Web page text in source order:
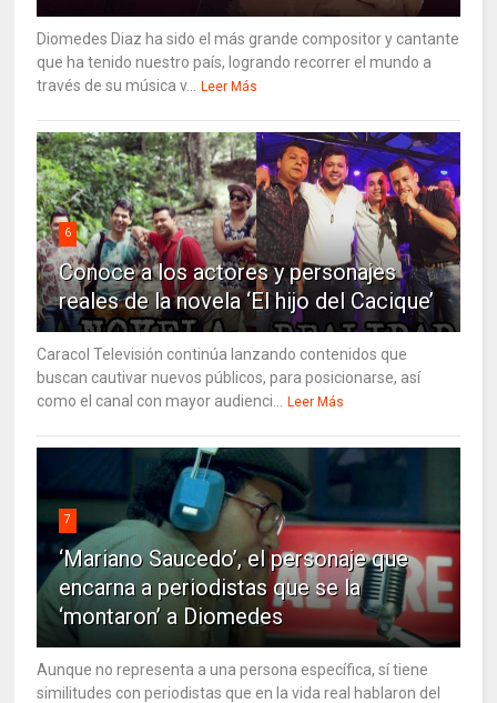
Diomedes Diaz ha sido el más grande compositor y cantante
que ha tenido nuestro país, logrando recorrer el mundo a
través de su música v...
Leer Más
6
Conoce a los actores y personajes
reales de la novela ‘El hijo del Cacique’
Caracol Televisión continúa lanzando contenidos que
buscan cautivar nuevos públicos, para posicionarse, así
como el canal con mayor audienci...
Leer Más
7
‘Mariano Saucedo’, el personaje que
encarna a periodistas que se la
‘montaron’ a Diomedes
Aunque no representa a una persona específica, sí tiene
similitudes con periodistas que en la vida real hablaron del